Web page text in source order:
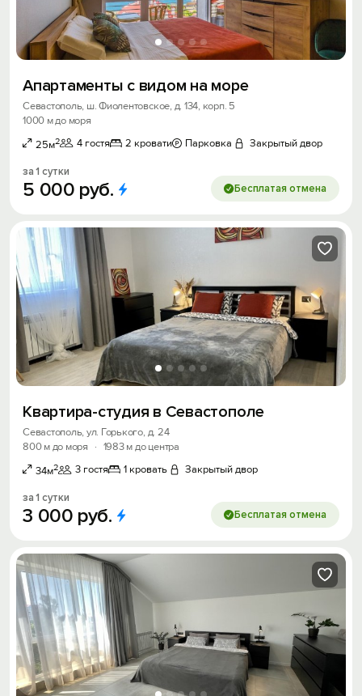
Апартаменты с видом на море
Севастополь, ш. Фиолентовское, д. 134, корп. 5
1000 м до моря
25м2 4 гостя 2 кровати Парковка Закрытый двор
за 1 сутки
5 000 руб. Бесплатая отмена
Квартира-студия в Севастополе
Севастополь, ул. Горького, д. 24
800 м до моря
· 1983 м до центра
34м2 3 гостя 1 кровать Закрытый двор
за 1 сутки
3 000 руб. Бесплатая отмена